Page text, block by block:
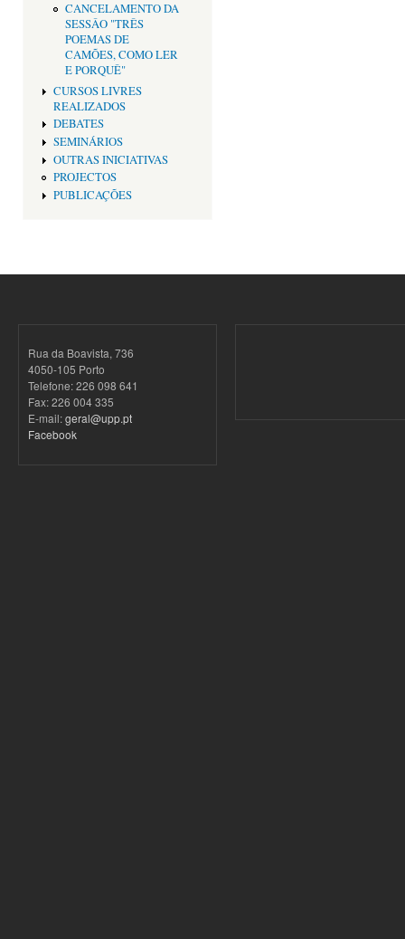
CANCELAMENTO DA
SESSÂO "TRÊS
POEMAS DE
CAMÕES, COMO LER
E PORQUÊ"
CURSOS LIVRES
REALIZADOS
DEBATES
SEMINÁRIOS
OUTRAS INICIATIVAS
PROJECTOS
PUBLICAÇÕES
Rua da Boavista, 736
4050-105 Porto
Telefone: 226 098 641
Fax: 226 004 335
E-mail:geral@upp.pt
Facebook